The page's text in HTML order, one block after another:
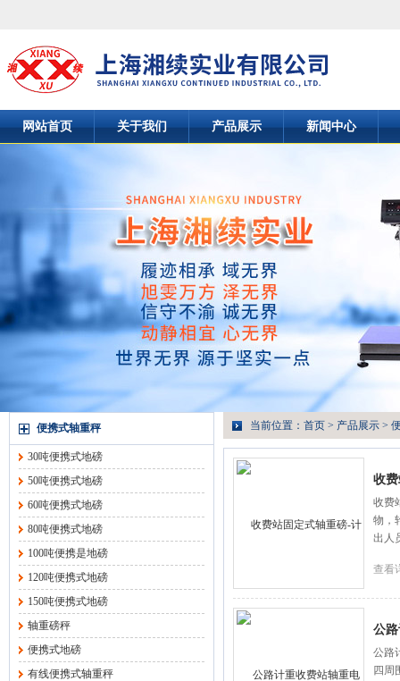
网站首页 关于我们 产品展示 新闻中心
便携式轴重秤
30吨便携式地磅
50吨便携式地磅
60吨便携式地磅
80吨便携式地磅
100吨便携是地磅
120吨便携式地磅
150吨便携式地磅
轴重磅秤
便携式地磅
有线便携式轴重秤
当前位置： 首页 > 产品展示 >
收
收费
物，
出人
查看
公
公路
四周